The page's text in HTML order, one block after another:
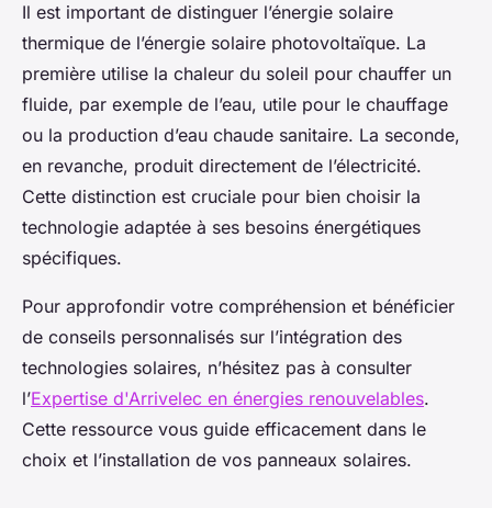
Il est important de distinguer l’énergie solaire
thermique de l’énergie solaire photovoltaïque. La
première utilise la chaleur du soleil pour chauffer un
fluide, par exemple de l’eau, utile pour le chauffage
ou la production d’eau chaude sanitaire. La seconde,
en revanche, produit directement de l’électricité.
Cette distinction est cruciale pour bien choisir la
technologie adaptée à ses besoins énergétiques
spécifiques.
Pour approfondir votre compréhension et bénéficier
de conseils personnalisés sur l’intégration des
technologies solaires, n’hésitez pas à consulter
l’Expertise d'Arrivelec en énergies renouvelables.
Cette ressource vous guide efficacement dans le
choix et l’installation de vos panneaux solaires.